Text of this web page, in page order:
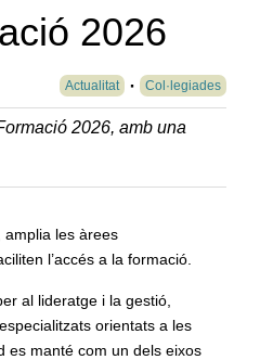
2026
Actualitat Col·legiades
2026, amb una
amplia les àrees
l’accés a la formació.
al lideratge i la gestió,
orientats a les
es manté com un dels eixos